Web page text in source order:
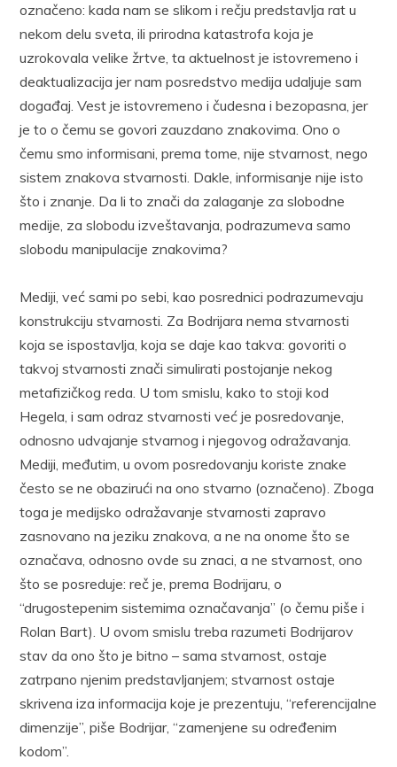
označeno: kada nam se slikom i rečju predstavlja rat u
nekom delu sveta, ili prirodna katastrofa koja je
uzrokovala velike žrtve, ta aktuelnost je istovremeno i
deaktualizacija jer nam posredstvo medija udaljuje sam
događaj. Vest je istovremeno i čudesna i bezopasna, jer
je to o čemu se govori zauzdano znakovima. Ono o
čemu smo informisani, prema tome, nije stvarnost, nego
sistem znakova stvarnosti. Dakle, informisanje nije isto
što i znanje. Da li to znači da zalaganje za slobodne
medije, za slobodu izveštavanja, podrazumeva samo
slobodu manipulacije znakovima?
Mediji, već sami po sebi, kao posrednici podrazumevaju
konstrukciju stvarnosti. Za Bodrijara nema stvarnosti
koja se ispostavlja, koja se daje kao takva: govoriti o
takvoj stvarnosti znači simulirati postojanje nekog
metafizičkog reda. U tom smislu, kako to stoji kod
Hegela, i sam odraz stvarnosti već je posredovanje,
odnosno udvajanje stvarnog i njegovog odražavanja.
Mediji, međutim, u ovom posredovanju koriste znake
često se ne obazirući na ono stvarno (označeno). Zboga
toga je medijsko odražavanje stvarnosti zapravo
zasnovano na jeziku znakova, a ne na onome što se
označava, odnosno ovde su znaci, a ne stvarnost, ono
što se posreduje: reč je, prema Bodrijaru, o
“drugostepenim sistemima označavanja” (o čemu piše i
Rolan Bart). U ovom smislu treba razumeti Bodrijarov
stav da ono što je bitno – sama stvarnost, ostaje
zatrpano njenim predstavljanjem; stvarnost ostaje
skrivena iza informacija koje je prezentuju, “referencijalne
dimenzije”, piše Bodrijar, “zamenjene su određenim
kodom”.